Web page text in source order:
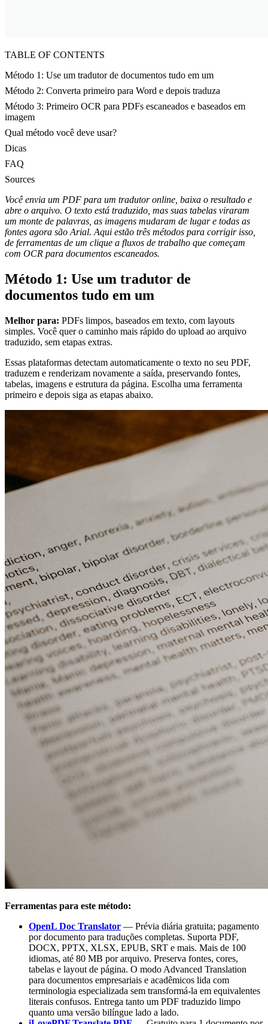
TABLE OF CONTENTS
Método 1: Use um tradutor de documentos tudo em um
Método 2: Converta primeiro para Word e depois traduza
Método 3: Primeiro OCR para PDFs escaneados e baseados em
imagem
Qual método você deve usar?
Dicas
FAQ
Sources
Você envia um PDF para um tradutor online, baixa o resultado e
abre o arquivo. O texto está traduzido, mas suas tabelas viraram
um monte de palavras, as imagens mudaram de lugar e todas as
fontes agora são Arial. Aqui estão três métodos para corrigir isso,
de ferramentas de um clique a fluxos de trabalho que começam
com OCR para documentos escaneados.
Método 1: Use um tradutor de
documentos tudo em um
Melhor para: PDFs limpos, baseados em texto, com layouts
simples. Você quer o caminho mais rápido do upload ao arquivo
traduzido, sem etapas extras.
Essas plataformas detectam automaticamente o texto no seu PDF,
traduzem e renderizam novamente a saída, preservando fontes,
tabelas, imagens e estrutura da página. Escolha uma ferramenta
primeiro e depois siga as etapas abaixo.
Ferramentas para este método:
OpenL Doc Translator — Prévia diária gratuita; pagamento
por documento para traduções completas. Suporta PDF,
DOCX, PPTX, XLSX, EPUB, SRT e mais. Mais de 100
idiomas, até 80 MB por arquivo. Preserva fontes, cores,
tabelas e layout de página. O modo Advanced Translation
para documentos empresariais e acadêmicos lida com
terminologia especializada sem transformá-la em equivalentes
literais confusos. Entrega tanto um PDF traduzido limpo
quanto uma versão bilíngue lado a lado.